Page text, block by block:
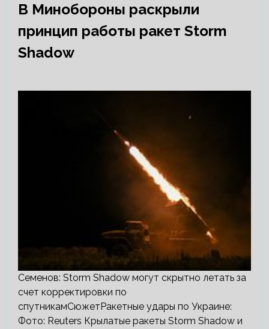
В Минобороны раскрыли
принцип работы ракет Storm
Shadow
Семенов: Storm Shadow могут скрытно летать за
счет корректировки по
спутникамСюжетРакетные удары по Украине:
Фото: Reuters Крылатые ракеты Storm Shadow и